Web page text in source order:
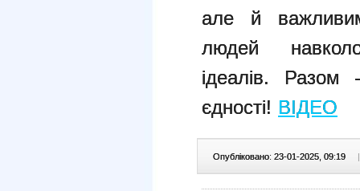
але й
людей
ідеалів. Разом
єдності! ВІДЕО
Опубліковано: 23-01-2025, 09:19 |